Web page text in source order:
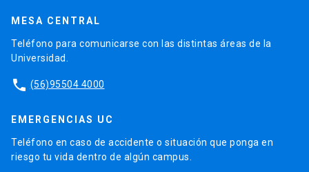
MESA CENTRAL
Teléfono para comunicarse con las distintas áreas de la
Universidad.
phone (56)95504 4000
EMERGENCIAS UC
Teléfono en caso de accidente o situación que ponga en
riesgo tu vida dentro de algún campus.